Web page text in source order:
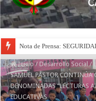
Nota de Prensa:
Inicio / Desarrollo Social /
SAMUEL PASTOR CONTINÚA
DENOMINADAS “LECTURAS
EDUCATIVAS